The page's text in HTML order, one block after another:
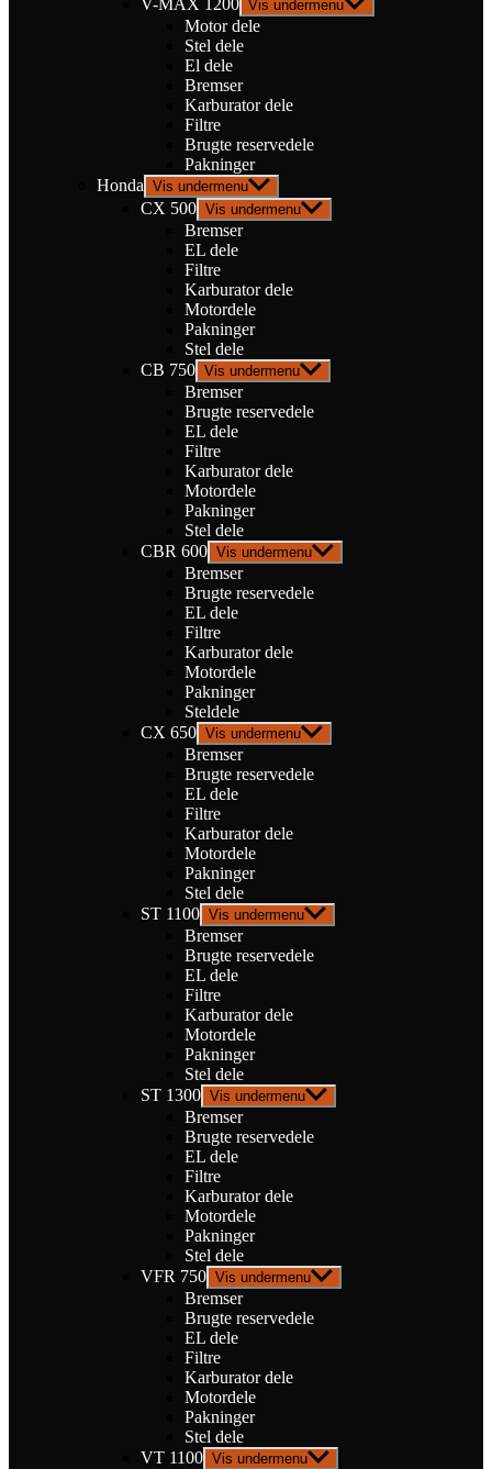
V-MAX 1200 Vis undermenu
Motor dele
Stel dele
El dele
Bremser
Karburator dele
Filtre
Brugte reservedele
Pakninger
Honda Vis undermenu
CX 500 Vis undermenu
Bremser
EL dele
Filtre
Karburator dele
Motordele
Pakninger
Stel dele
CB 750 Vis undermenu
Bremser
Brugte reservedele
EL dele
Filtre
Karburator dele
Motordele
Pakninger
Stel dele
CBR 600 Vis undermenu
Bremser
Brugte reservedele
EL dele
Filtre
Karburator dele
Motordele
Pakninger
Steldele
CX 650 Vis undermenu
Bremser
Brugte reservedele
EL dele
Filtre
Karburator dele
Motordele
Pakninger
Stel dele
ST 1100 Vis undermenu
Bremser
Brugte reservedele
EL dele
Filtre
Karburator dele
Motordele
Pakninger
Stel dele
ST 1300 Vis undermenu
Bremser
Brugte reservedele
EL dele
Filtre
Karburator dele
Motordele
Pakninger
Stel dele
VFR 750 Vis undermenu
Bremser
Brugte reservedele
EL dele
Filtre
Karburator dele
Motordele
Pakninger
Stel dele
VT 1100 Vis undermenu